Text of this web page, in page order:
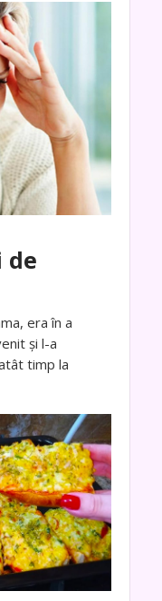
de
era în a
şi l-a
timp la